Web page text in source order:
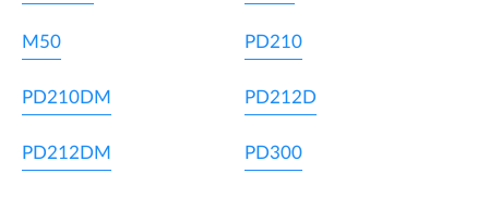
M50 PD210
PD210DM PD212D
PD212DM PD300